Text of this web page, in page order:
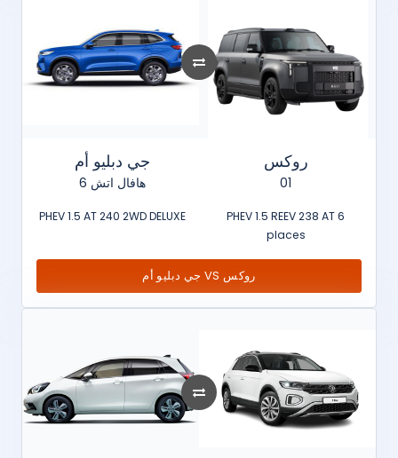
جي دبليو أم
هافال اتش 6
PHEV 1.5 AT 240 2WD DELUXE
روكس
01
PHEV 1.5 REEV 238 AT 6
places
جي دبليو أم VS روكس